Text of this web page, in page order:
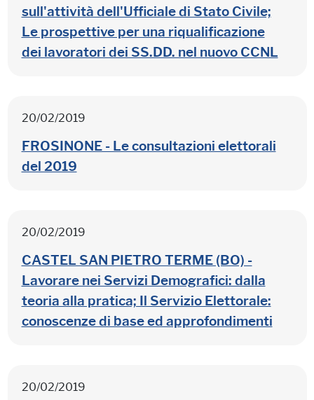
sull'attività dell'Ufficiale di Stato Civile;
Le prospettive per una riqualificazione
dei lavoratori dei SS.DD. nel nuovo CCNL
20/02/2019
FROSINONE - Le consultazioni elettorali
del 2019
20/02/2019
CASTEL SAN PIETRO TERME (BO) -
Lavorare nei Servizi Demografici: dalla
teoria alla pratica; Il Servizio Elettorale:
conoscenze di base ed approfondimenti
20/02/2019